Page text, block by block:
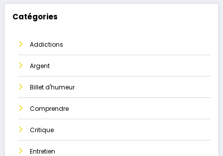
Catégories
Addictions
Argent
Billet d'humeur
Comprendre
Critique
Entretien